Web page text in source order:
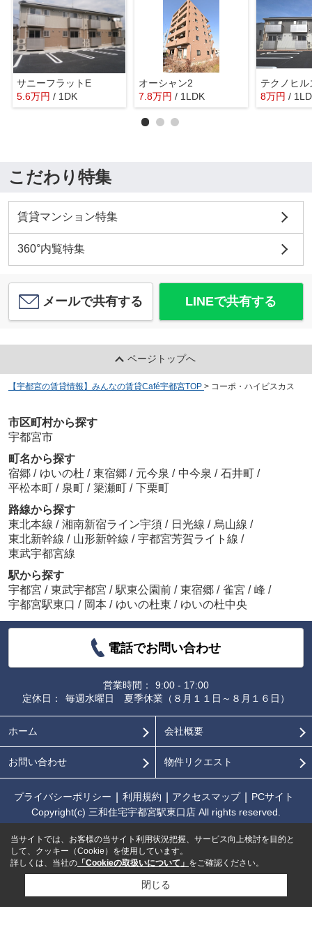
サニーフラットE
5.6万円 / 1DK
オーシャン2
7.8万円 / 1LDK
テクノヒ
8万円 /
こだわり特集
賃貸マンション特集
360°内覧特集
メールで共有する LINEで共有する
ページトップへ
【宇都宮の賃貸情報】みんなの賃貸Café宇都宮TOP > コーポ・ハイビスカス
市区町村から探す
宇都宮市
町名から探す
宿郷 / ゆいの杜 / 東宿郷 / 元今泉 / 中今泉 / 石井町 /
平松本町 / 泉町 / 簗瀬町 / 下栗町
路線から探す
東北本線 / 湘南新宿ライン宇須 / 日光線 / 烏山線 /
東北新幹線 / 山形新幹線 / 宇都宮芳賀ライト線 /
東武宇都宮線
駅から探す
宇都宮 / 東武宇都宮 / 駅東公園前 / 東宿郷 / 雀宮 / 峰 /
宇都宮駅東口 / 岡本 / ゆいの杜東 / ゆいの杜中央
電話でお問い合わせ
営業時間：
9:00 - 17:00
定休日：
毎週水曜日 夏季休業（８月１１日～８月１６日）
ホーム 会社概要
お問い合わせ 物件リクエスト
プライバシーポリシー 利用規約 アクセスマップ
PCサイト
Copyright(c) 三和住宅宇都宮駅東口店 All rights reserved.
当サイトでは、お客様の当サイト利用状況把握、サービス向上検討を目的と
して、クッキー（Cookie）を使用しています。
詳しくは、当社の 「Cookieの取扱いについて」 をご確認ください。
閉じる